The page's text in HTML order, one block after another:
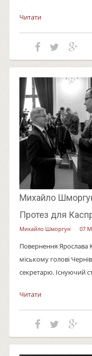
Читати
Михайло
Протез для
Михайло Шморгун 07
Повернення Ярослава
міському голові
секретарю. Існуючий
Читати